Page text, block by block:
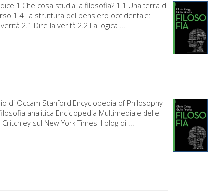
1 Che cosa studia la filosofia? 1.1 Una terra di
1.4 La struttura del pensiero occidentale:
2.1 Dire la verità 2.2 La logica ...
Occam Stanford Encyclopedia of Philosophy
analitica Enciclopedia Multimediale delle
sul New York Times Il blog di ...